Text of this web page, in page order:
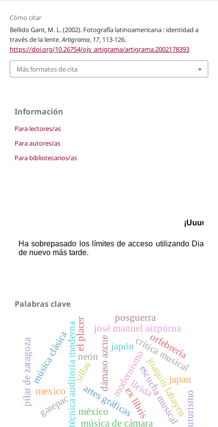
Cómo citar
Bellido Gant, M. L. (2002). Fotografía latinoamericana : identidad a
través de la lente.Artigrama, 17, 113-126.
https://doi.org/10.26754/ojs_artigrama/artigrama.2002178393
Más formatos de cita
Información
Para lectores/as
Para autores/as
Para bibliotecarios/as
Palabras clave
modernismo
artes gráficasex librisescucha musical
técnica auditoria moderna
música clásica crítica musical
música de cámara
sillas
josé manuel aizpúrua
joaquín labayen
dámaso azcue
gatepac
posguerra
pilar de zaragoza neón
lleida
orfebrería
japón
méxico
japan
mexico
el placer
futurismo